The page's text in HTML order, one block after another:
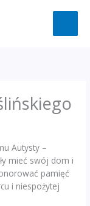
Autysty –
mieć swój dom i
pamięć
i niespożytej